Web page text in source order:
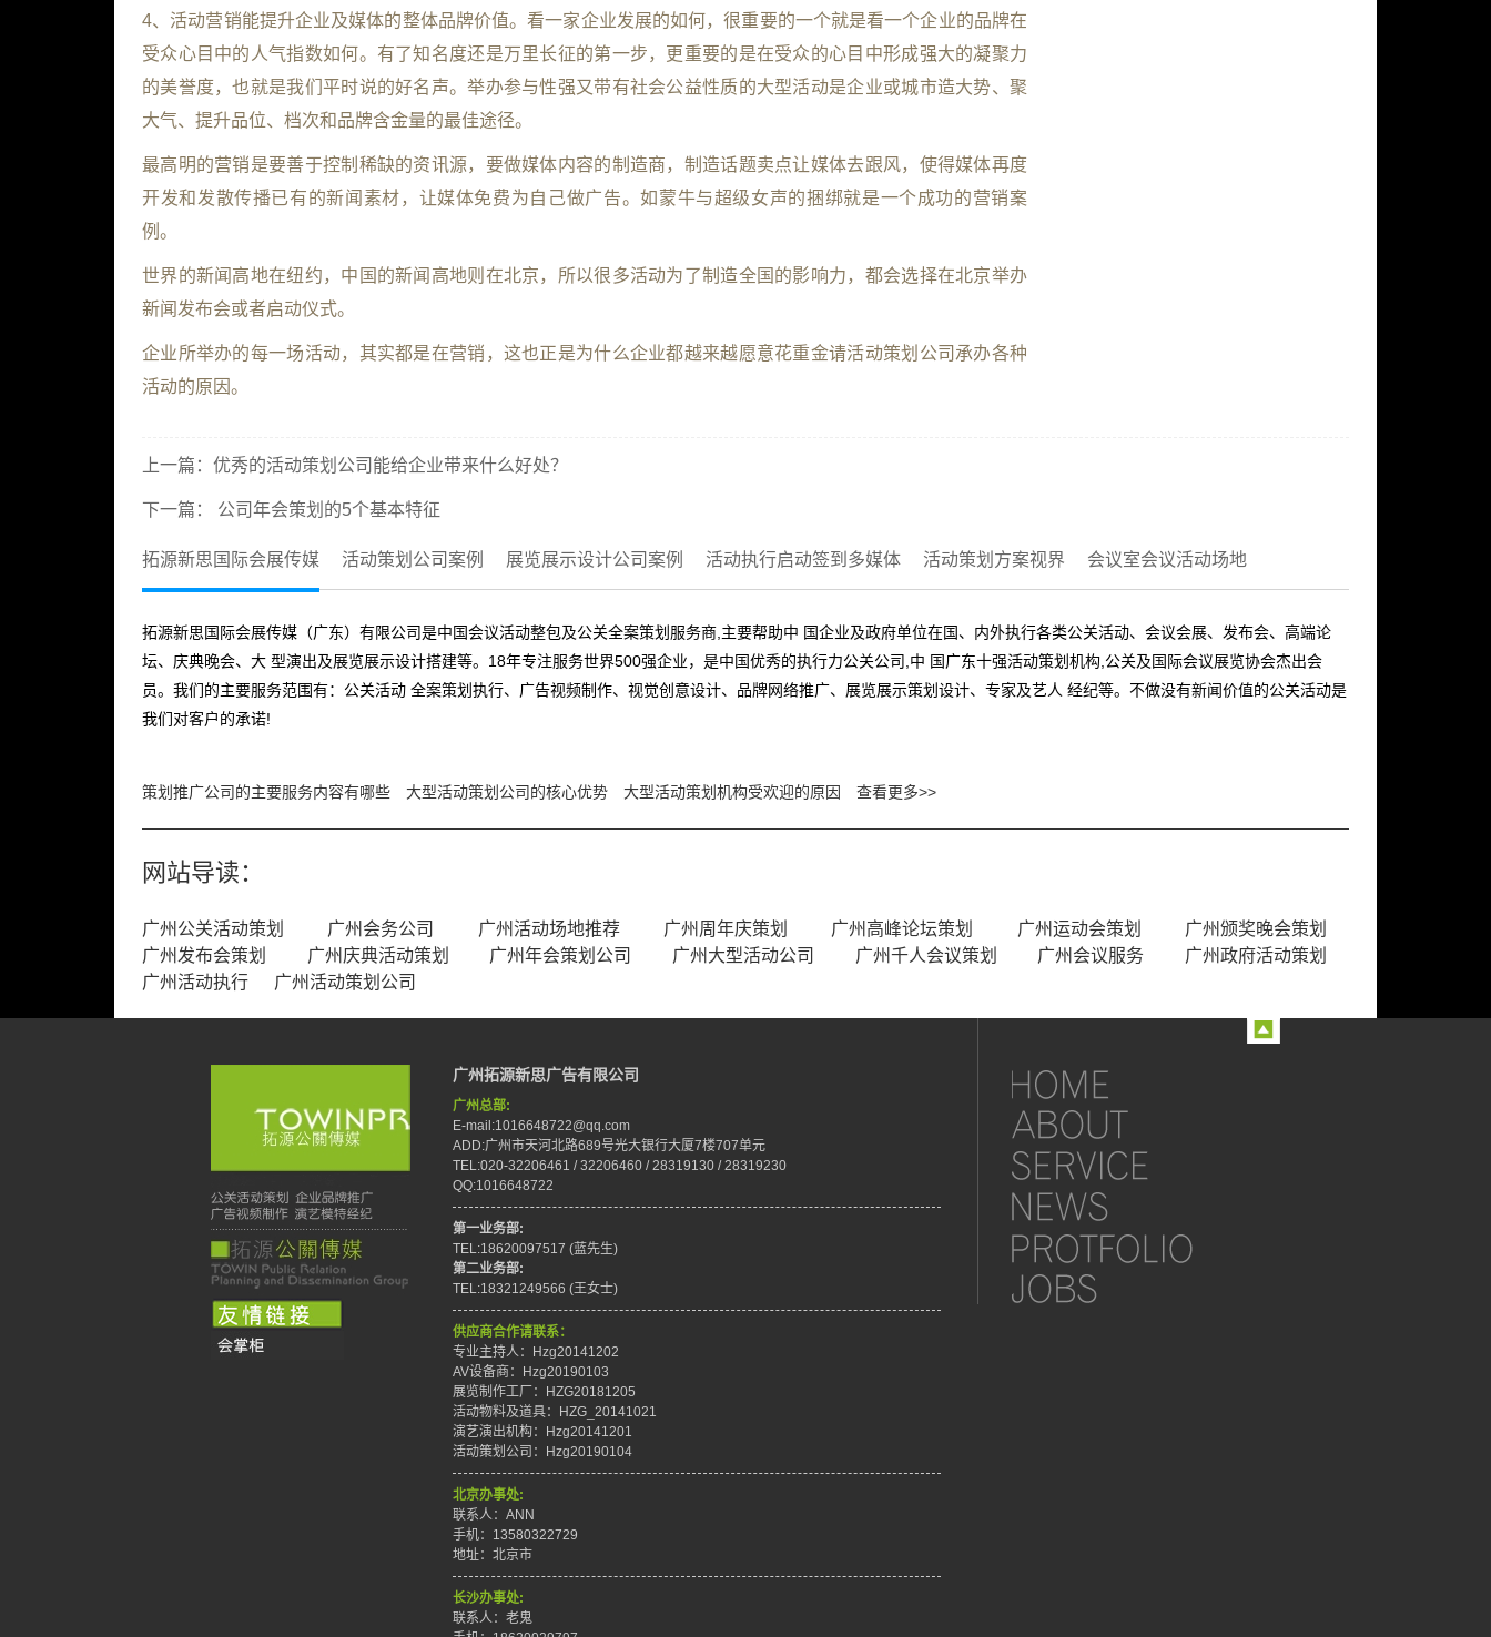
4、活动营销能提升企业及媒体的整体品牌价值。看一家企业发展的如何，很重要的一个就是看一个企业的品牌在
受众心目中的人气指数如何。有了知名度还是万里长征的第一步，更重要的是在受众的心目中形成强大的凝聚力
的美誉度，也就是我们平时说的好名声。举办参与性强又带有社会公益性质的大型活动是企业或城市造大势、聚
大气、提升品位、档次和品牌含金量的最佳途径。
最高明的营销是要善于控制稀缺的资讯源，要做媒体内容的制造商，制造话题卖点让媒体去跟风，使得媒体再度
开发和发散传播已有的新闻素材，让媒体免费为自己做广告。如蒙牛与超级女声的捆绑就是一个成功的营销案
例。
世界的新闻高地在纽约，中国的新闻高地则在北京，所以很多活动为了制造全国的影响力，都会选择在北京举办
新闻发布会或者启动仪式。
企业所举办的每一场活动，其实都是在营销，这也正是为什么企业都越来越愿意花重金请活动策划公司承办各种
活动的原因。
上一篇： 优秀的活动策划公司能给企业带来什么好处？
下一篇： 公司年会策划的5个基本特征
拓源新思国际会展传媒 活动策划公司案例 展览展示设计公司案例 活动执行启动签到多媒体 活动策划方案视界 会议室会议活动场地
拓源新思国际会展传媒（广东）有限公司是中国会议活动整包及公关全案策划服务商,主要帮助中 国企业及政府单位在国、内外执行各类公关活动、会议会展、发布会、高端论
坛、庆典晚会、大 型演出及展览展示设计搭建等。18年专注服务世界500强企业，是中国优秀的执行力公关公司,中 国广东十强活动策划机构,公关及国际会议展览协会杰出会
员。我们的主要服务范围有：公关活动 全案策划执行、广告视频制作、视觉创意设计、品牌网络推广、展览展示策划设计、专家及艺人 经纪等。不做没有新闻价值的公关活动是
我们对客户的承诺!
策划推广公司的主要服务内容有哪些 大型活动策划公司的核心优势 大型活动策划机构受欢迎的原因 查看更多>>
网站导读：
广州公关活动策划 广州会务公司 广州活动场地推荐 广州周年庆策划 广州高峰论坛策划 广州运动会策划
广州颁奖晚会策划
广州发布会策划
广州庆典活动策划 广州年会策划公司 广州大型活动公司 广州千人会议策划 广州会议服务
广州政府活动策划
广州活动执行
广州活动策划公司
广州拓源新思广告有限公司
广州总部:
E-mail:1016648722@qq.com
ADD:广州市天河北路689号光大银行大厦7楼707单元
TEL:020-32206461 / 32206460 / 28319130 / 28319230
QQ:1016648722
第一业务部:
TEL:18620097517 (蓝先生)
第二业务部:
TEL:18321249566 (王女士)
供应商合作请联系：
专业主持人：Hzg20141202
AV设备商：Hzg20190103
展览制作工厂：HZG20181205
活动物料及道具：HZG_20141021
演艺演出机构：Hzg20141201
活动策划公司：Hzg20190104
北京办事处:
联系人：ANN
手机：13580322729
地址：北京市
长沙办事处:
联系人：老鬼